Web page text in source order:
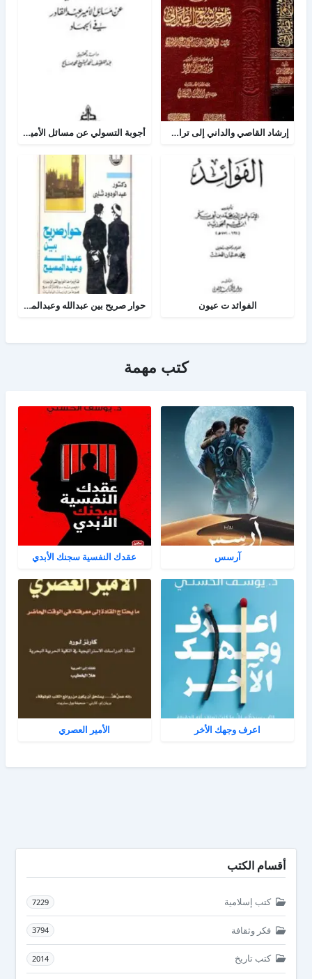
إرشاد القاصي والداني إلى تراجم شيوخ الطبراني أجوبة التسولي عن مسائل الأمير عبد القادر في الجهاد
الفوائد ت عيون حوار صريح بين عبدالله وعبدالمسيح
كتب مهمة
آرسس عقدك النفسية سجنك الأبدي
اعرف وجهك الأخر الأمير العصري
أقسام الكتب
كتب إسلامية 7229
فكر وثقافة 3794
كتب تاريخ 2014